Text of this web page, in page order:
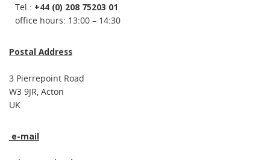
Tel.: +44 (0) 208 75203 01
office hours: 13:00 – 14:30
Postal Address
3 Pierrepoint Road
W3 9JR, Acton
UK
e-mail